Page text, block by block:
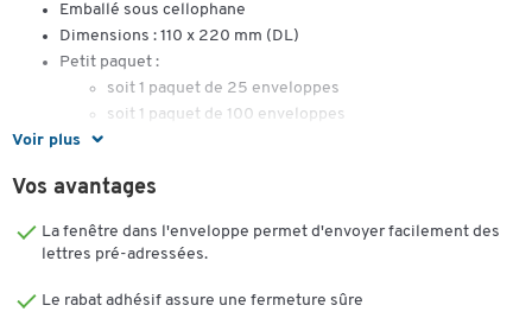
Voir plus
Emballé sous cellophane
Dimensions : 110 x 220 mm (DL)
Petit paquet :
soit 1 paquet de 25 enveloppes
soit 1 paquet de 100 enveloppes
Vos avantages
La fenêtre dans l'enveloppe permet d'envoyer facilement des
lettres pré-adressées.
Le rabat adhésif assure une fermeture sûre